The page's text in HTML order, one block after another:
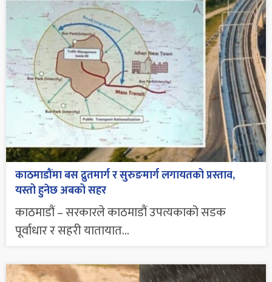
काठमाडौंमा बस द्रुतमार्ग र सुरुङमार्ग लगायतको प्रस्ताव,
यस्तो हुनेछ अबको सहर
काठमाडौं – सरकारले काठमाडौं उपत्यकाको सडक
पूर्वाधार र सहरी यातायात...